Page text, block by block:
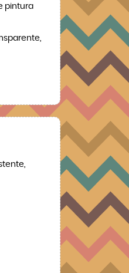
pintura